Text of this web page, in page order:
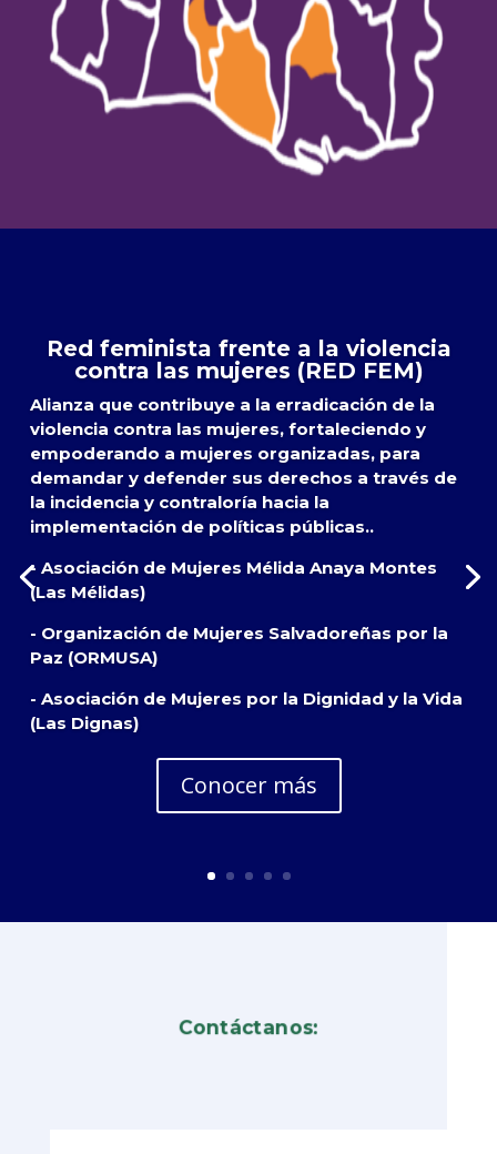
Red feminista frente a la violencia
contra las mujeres (RED FEM)
Alianza que contribuye a la erradicación de la
violencia contra las mujeres, fortaleciendo y
empoderando a mujeres organizadas, para
demandar y defender sus derechos a través de
la incidencia y contraloría hacia la
implementación de políticas públicas..
- Asociación de Mujeres Mélida Anaya Montes
(Las Mélidas)
- Organización de Mujeres Salvadoreñas por la
Paz (ORMUSA)
- Asociación de Mujeres por la Dignidad y la Vida
(Las Dignas)
Conocer más
Contáctanos: